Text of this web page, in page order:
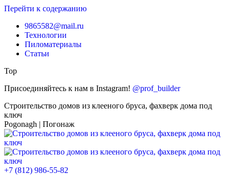
Перейти к содержанию
9865582@mail.ru
Технологии
Пиломатериалы
Статьи
Top
Присоединяйтесь к нам в Instagram! @prof_builder
Строительство домов из клееного бруса, фахверк дома под
ключ
Pogonagh | Погонаж
+7 (812) 986-55-82